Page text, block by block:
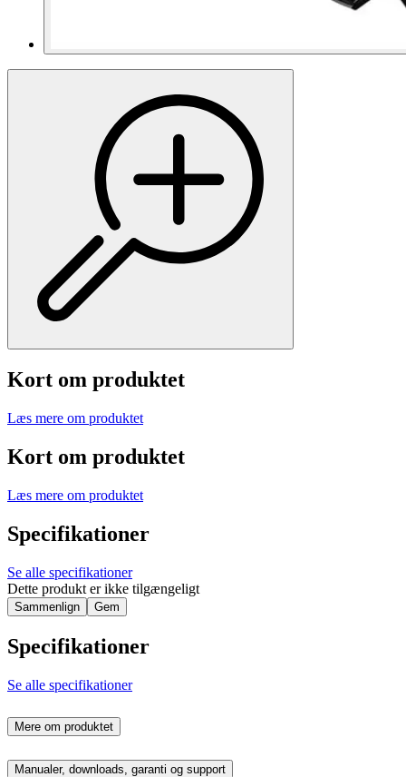
Kort om produktet
Læs mere om produktet
Kort om produktet
Læs mere om produktet
Specifikationer
Se alle specifikationer
Dette produkt er ikke tilgængeligt
Sammenlign Gem
Specifikationer
Se alle specifikationer
Mere om produktet
Manualer, downloads, garanti og support